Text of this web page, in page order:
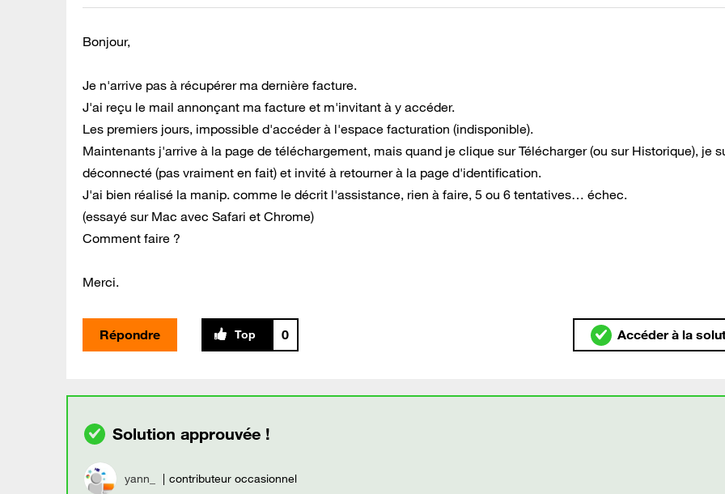
Bonjour,
Je n'arrive pas à récupérer ma dernière facture.
J'ai reçu le mail annonçant ma facture et m'invitant à y accéder.
Les premiers jours, impossible d'accéder à l'espace facturation (indisponible).
Maintenants j'arrive à la page de téléchargement, mais quand je clique sur Télécharger (ou sur Historique), je
déconnecté (pas vraiment en fait) et invité à retourner à la page d'identification.
J'ai bien réalisé la manip. comme le décrit l'assistance, rien à faire, 5 ou 6 tentatives… échec.
(essayé sur Mac avec Safari et Chrome)
Comment faire ?
Merci.
Répondre 0 Accéder à la
yann_ contributeur occasionnel